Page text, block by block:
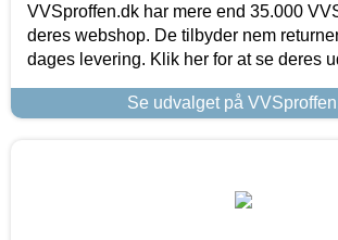
VVSproffen.dk har mere end 35.000
deres webshop. De tilbyder nem
dages levering. Klik her for at se deres
Se udvalget på